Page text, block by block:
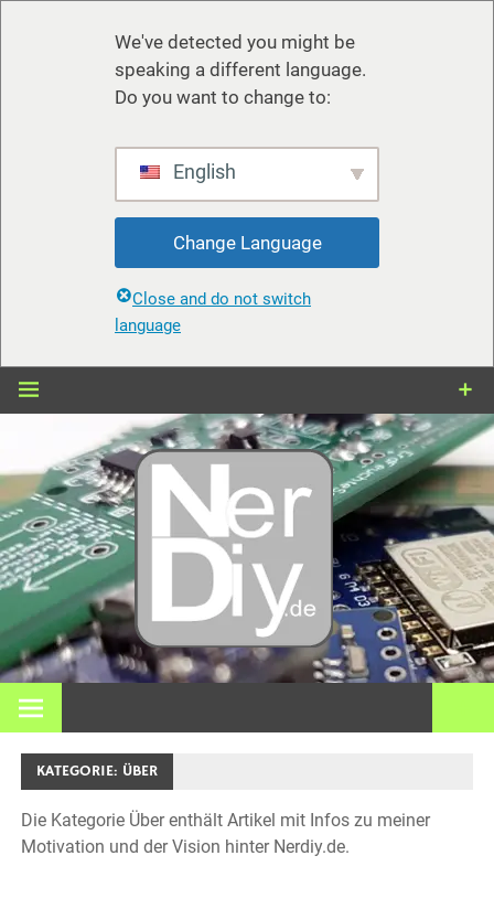
We've detected you might be
speaking a different language.
Do you want to change to:
English
Change Language
Close and do not switch
language
Zum
–
3D
und
Bei nerdiy.de dreht sich alles um Elektronik, Heimwerken, 3D-
Druck, Smart Home und viele andere technische Themen.
KATEGORIE: ÜBER
Die Kategorie Über enthält Artikel mit Infos zu meiner
Motivation und der Vision hinter Nerdiy.de.